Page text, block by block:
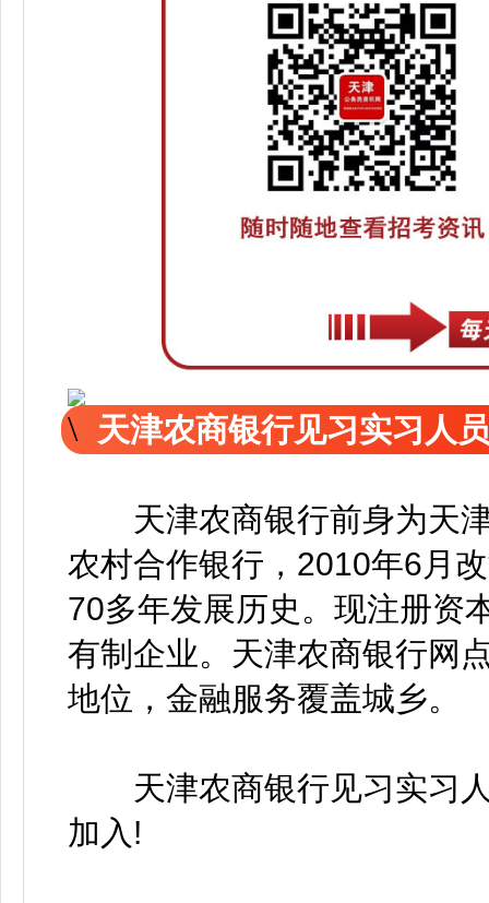
天津农商银行见习实习人
天津农商银行前身为天津
农村合作银行，2010年6月
70多年发展历史。现注册资
有制企业。天津农商银行网
地位，金融服务覆盖城乡。
天津农商银行见习实习人
加入!